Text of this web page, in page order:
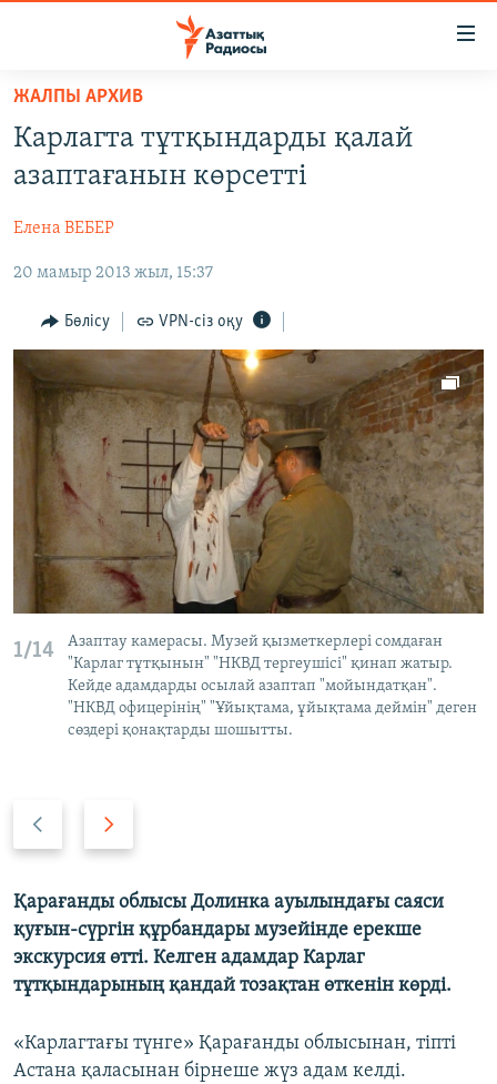
Skip
main
content
to
Navigation
Search
САЯСАТ
ҚАҢТАР ОҚИҒАСЫ
АДАМ ҚҰҚЫҚТАРЫ
ӘЛЕУМЕТ
ӘЛЕМ
АРНАЙЫ ЖОБАЛАР
Русский
ЖАЗЫЛЫҢЫЗ
Басқа тілдерде
ЖАЛПЫ АРХИВ
Карлагта тұтқындарды қалай
азаптағанын көрсетті
Елена ВЕБЕР
20 мамыр 2013 жыл, 15:37
Бөлісу VPN-сіз оқу
1/14
Азаптау камерасы. Музей қызметкерлері сомдаған
"Карлаг тұтқынын" "НКВД тергеушісі" қинап жатыр.
Кейде адамдарды осылай азаптап "мойындатқан".
"НКВД офицерінің" "Ұйықтама, ұйықтама деймін" деген
сөздері қонақтарды шошытты.
Previous
Next
Қарағанды облысы Долинка ауылындағы саяси
қуғын-сүргін құрбандары музейінде ерекше
экскурсия өтті. Келген адамдар Карлаг
тұтқындарының қандай тозақтан өткенін көрді.
«Карлагтағы түнге» Қарағанды облысынан, тіпті
Астана қаласынан бірнеше жүз адам келді.